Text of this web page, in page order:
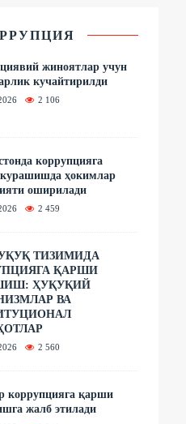
жиноятлар учун
кучайтирилди
2 106
коррупцияга
ҳокимлар
оширилади
2 459
ТИЗИМИДА
ҚАРШИ
ҲУҚУҚИЙ
ВА
2 560
коррупцияга қарши
жалб этилади